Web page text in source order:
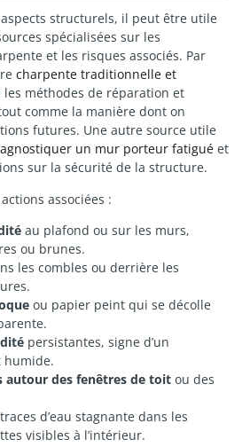
structurels, il peut être utile
spécialisées sur les
et les risques associés. Par
charpente traditionnelle et
les méthodes de réparation et
comme la manière dont on
futures. Une autre source utile
un mur porteur fatigué et
sur la sécurité de la structure.
associées :
au plafond ou sur les murs,
ou brunes.
les combles ou derrière les
ou papier peint qui se décolle
persistantes, signe d’un
humide.
autour des fenêtres de toit ou des
d’eau stagnante dans les
visibles à l’intérieur.